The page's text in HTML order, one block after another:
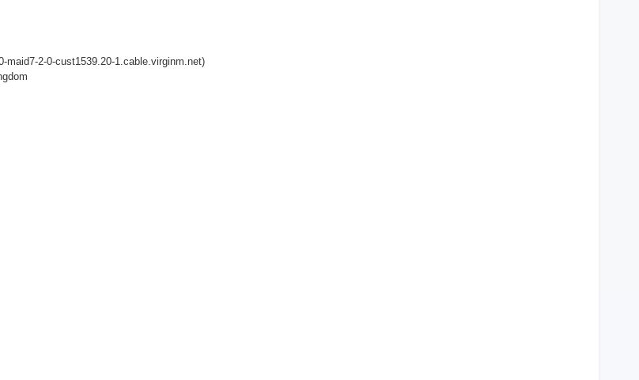
maid7-2-0-cust1539.20-1.cable.virginm.net)